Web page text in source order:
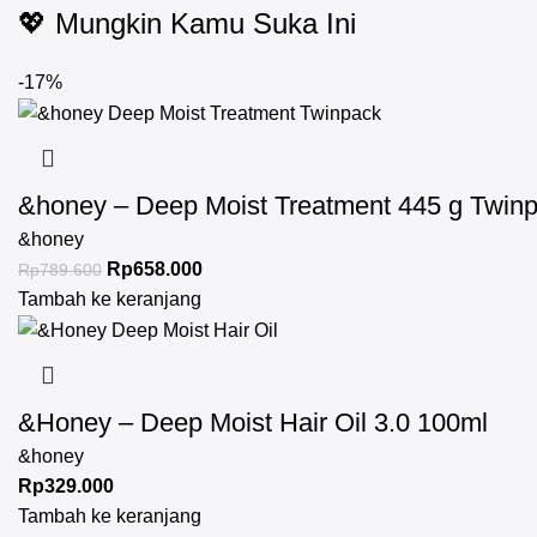
💖 Mungkin Kamu Suka Ini
-17%
&honey – Deep Moist Treatment 445 g
&honey
Rp789.600 Rp658.000
Tambah ke keranjang
&Honey – Deep Moist Hair Oil 3.0 100ml
&honey
Rp329.000
Tambah ke keranjang